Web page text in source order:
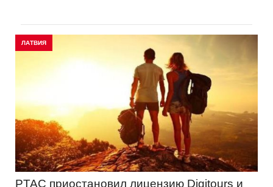
ЛАТВИЯ
PTAC приостановил лицензию Digitours и